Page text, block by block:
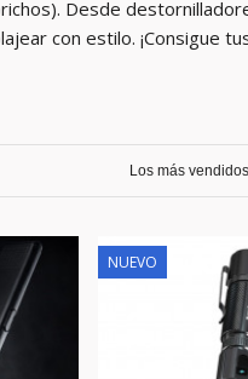
Desde
con estilo. ¡Consigue
NUEVO